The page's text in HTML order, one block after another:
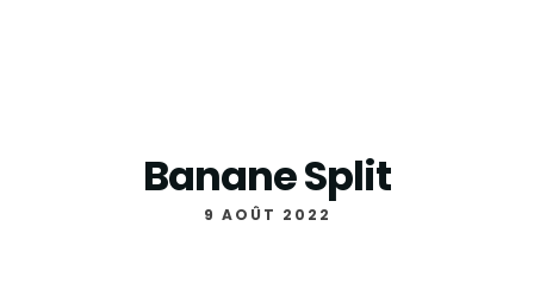
Banane Split
9 AOÛT 2022